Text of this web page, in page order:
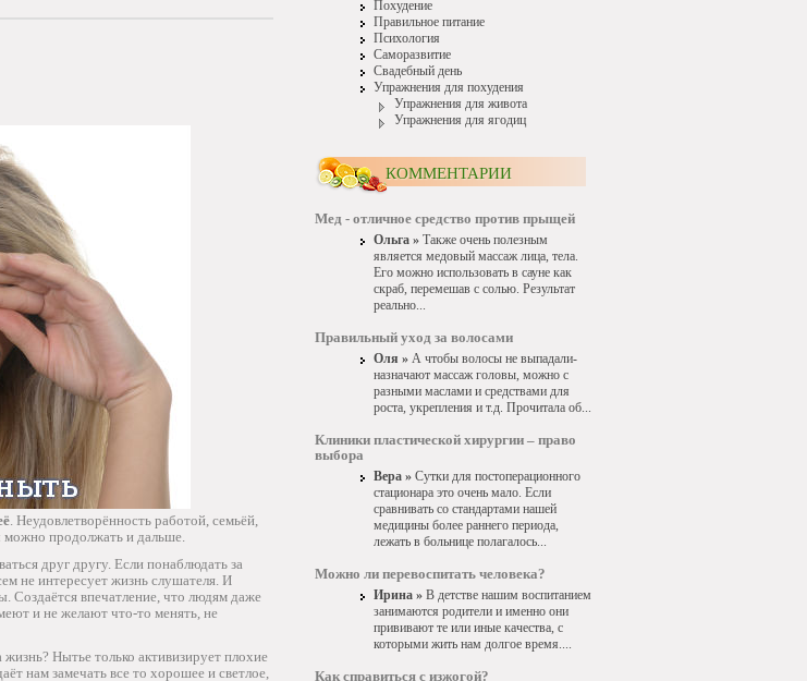
. Неудовлетворённость работой, семьёй,
можно продолжать и дальше.
друг другу. Если понаблюдать за
не интересует жизнь слушателя. И
Создаётся впечатление, что людям даже
и не желают что-то менять, не
Нытье только активизирует плохие
нам замечать все то хорошее и светлое,
Похудение
Правильное питание
Психология
Саморазвитие
Свадебный день
Упражнения для похудения
Упражнения для живота
Упражнения для ягодиц
КОММЕНТАРИИ
Мед - отличное средство против прыщей
Ольга » Также очень полезным
является медовый массаж лица, тела.
Его можно использовать в сауне как
скраб, перемешав с солью. Результат
реально...
Правильный уход за волосами
Оля » А чтобы волосы не выпадали-
назначают массаж головы, можно с
разными маслами и средствами для
роста, укрепления и т.д. Прочитала об...
Клиники пластической хирургии – право
выбора
Вера » Сутки для постоперационного
стационара это очень мало. Если
сравнивать со стандартами нашей
медицины более раннего периода,
лежать в больнице полагалось...
Можно ли перевоспитать человека?
Ирина » В детстве нашим воспитанием
занимаются родители и именно они
прививают те или иные качества, с
которыми жить нам долгое время....
Как справиться с изжогой?